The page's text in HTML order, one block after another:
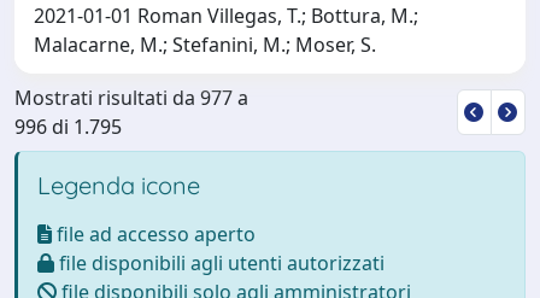
2021-01-01 Roman Villegas, T.; Bottura, M.;
Malacarne, M.; Stefanini, M.; Moser, S.
Mostrati risultati da 977 a
996 di 1.795
Legenda icone
file ad accesso aperto
file disponibili agli utenti autorizzati
file disponibili solo agli amministratori